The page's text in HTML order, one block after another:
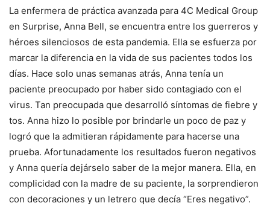
La enfermera de práctica avanzada para 4C Medical Group
en Surprise, Anna Bell, se encuentra entre los guerreros y
héroes silenciosos de esta pandemia. Ella se esfuerza por
marcar la diferencia en la vida de sus pacientes todos los
días. Hace solo unas semanas atrás, Anna tenía un
paciente preocupado por haber sido contagiado con el
virus. Tan preocupada que desarrolló síntomas de fiebre y
tos. Anna hizo lo posible por brindarle un poco de paz y
logró que la admitieran rápidamente para hacerse una
prueba. Afortunadamente los resultados fueron negativos
y Anna quería dejárselo saber de la mejor manera. Ella, en
complicidad con la madre de su paciente, la sorprendieron
con decoraciones y un letrero que decía “Eres negativo”.